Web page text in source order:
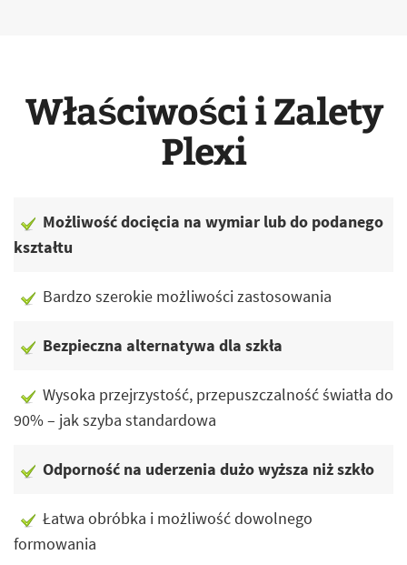
Właściwości i Zalety
Plexi
Możliwość docięcia na wymiar lub do podanego
kształtu
Bardzo szerokie możliwości zastosowania
Bezpieczna alternatywa dla szkła
Wysoka przejrzystość, przepuszczalność światła do
90% – jak szyba standardowa
Odporność na uderzenia dużo wyższa niż szkło
Łatwa obróbka i możliwość dowolnego
formowania